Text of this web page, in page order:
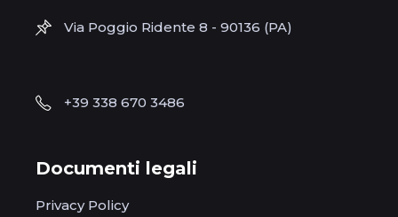
Via Poggio Ridente 8 - 90136 (PA)
+39 338 670 3486
Documenti legali
Privacy Policy